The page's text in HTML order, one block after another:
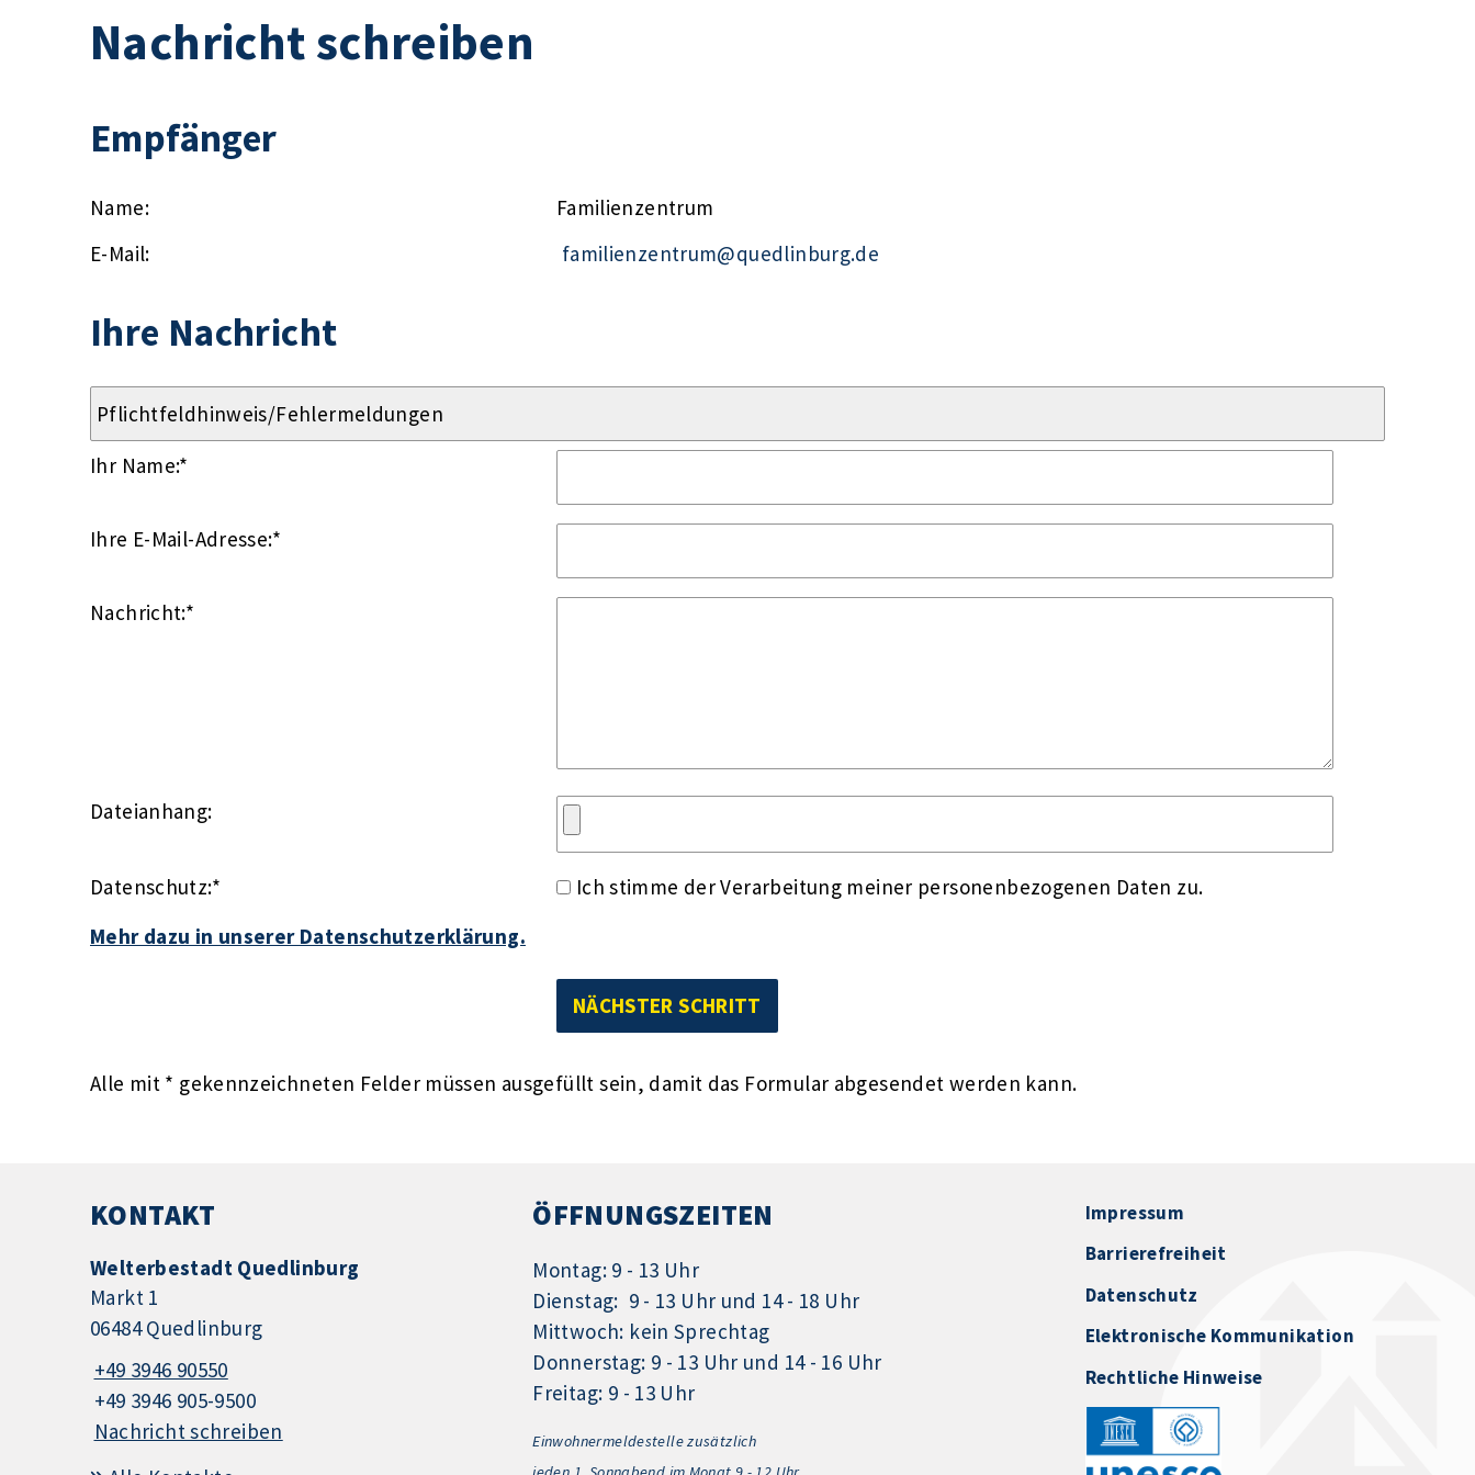
Nachricht schreiben
Empfänger
Name:
Familienzentrum
E-Mail:
familienzentrum@quedlinburg.de
Ihre Nachricht
Ihr Name:*
Ihre E-Mail-Adresse:*
Nachricht:*
Dateianhang:
Datenschutz:*
Ich stimme der Verarbeitung meiner personenbezogenen Daten zu.
Mehr dazu in unserer Datenschutzerklärung.
Alle mit * gekennzeichneten Felder müssen ausgefüllt sein, damit das Formular abgesendet werden kann.
KONTAKT
Welterbestadt Quedlinburg
Markt 1
06484 Quedlinburg
+49 3946 90550
+49 3946 905-9500
Nachricht schreiben
ÖFFNUNGSZEITEN
Montag: 9 - 13 Uhr
Dienstag: 9 - 13 Uhr und 14 - 18 Uhr
Mittwoch: kein Sprechtag
Donnerstag: 9 - 13 Uhr und 14 - 16 Uhr
Freitag: 9 - 13 Uhr
Einwohnermeldestelle zusätzlich
Impressum
Barrierefreiheit
Datenschutz
Elektronische Kommunikation
Rechtliche Hinweise